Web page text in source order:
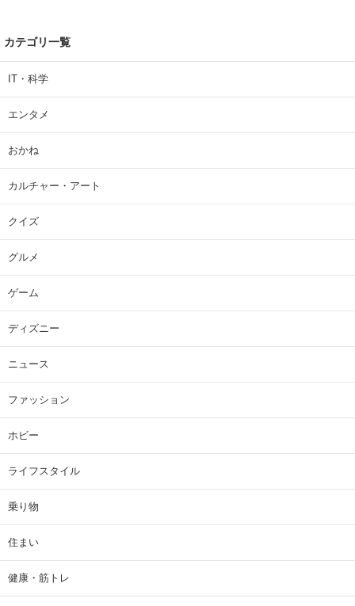
カテゴリ一覧
IT・科学
エンタメ
おかね
カルチャー・アート
クイズ
グルメ
ゲーム
ディズニー
ニュース
ファッション
ホビー
ライフスタイル
乗り物
住まい
健康・筋トレ